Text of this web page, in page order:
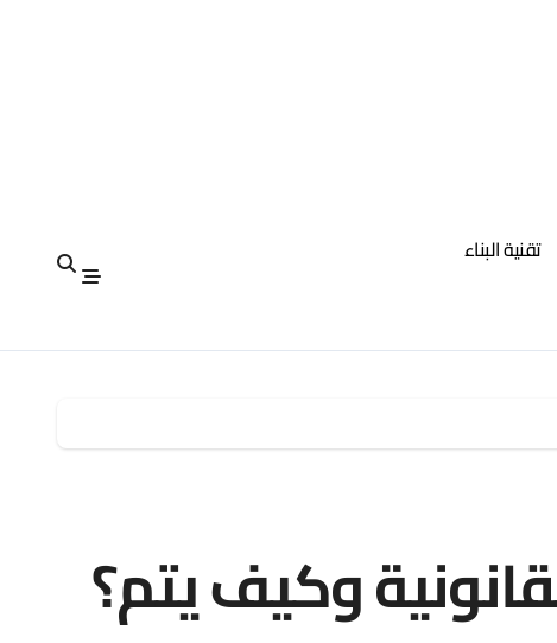
تقنية البناء
وكيف يتم؟